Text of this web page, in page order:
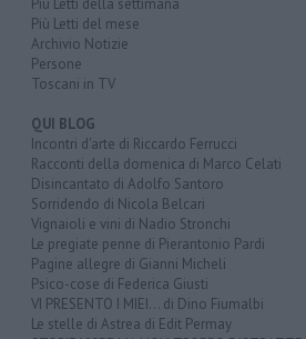
Più Letti della settimana
Più Letti del mese
Archivio Notizie
Persone
Toscani in TV
QUI BLOG
Incontri d'arte di Riccardo Ferrucci
Racconti della domenica di Marco Celati
Disincantato di Adolfo Santoro
Sorridendo di Nicola Belcari
Vignaioli e vini di Nadio Stronchi
Le pregiate penne di Pierantonio Pardi
Pagine allegre di Gianni Micheli
Psico-cose di Federica Giusti
VI PRESENTO I MIEI... di Dino Fiumalbi
Le stelle di Astrea di Edit Permay